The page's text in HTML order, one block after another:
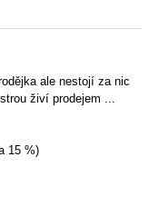
ale nestojí za nic
živí prodejem ...
15 %)